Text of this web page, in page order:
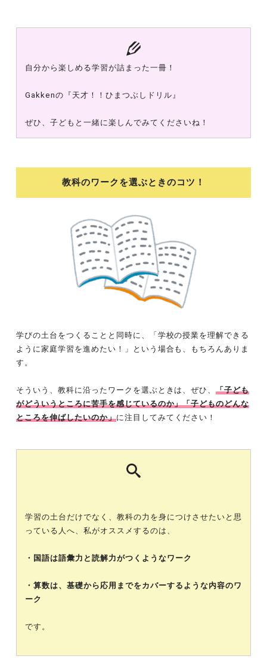
自分から楽しめる学習が詰まった一冊！
Gakkenの『天才！！ひまつぶしドリル』
ぜひ、子どもと一緒に楽しんでみてくださいね！
教科のワークを選ぶときのコツ！
学びの土台をつくることと同時に、「学校の授業を理解できる
ように家庭学習を進めたい！」という場合も、もちろんありま
す。
そういう、教科に沿ったワークを選ぶときは、ぜひ、「子ども
がどういうところに苦手を感じているのか」「子どものどんな
ところを伸ばしたいのか」に注目してみてください！
学習の土台だけでなく、教科の力を身につけさせたいと思
っている人へ、私がオススメするのは、
・国語は語彙力と読解力がつくようなワーク
・算数は、基礎から応用までをカバーするような内容のワ
ーク
です。